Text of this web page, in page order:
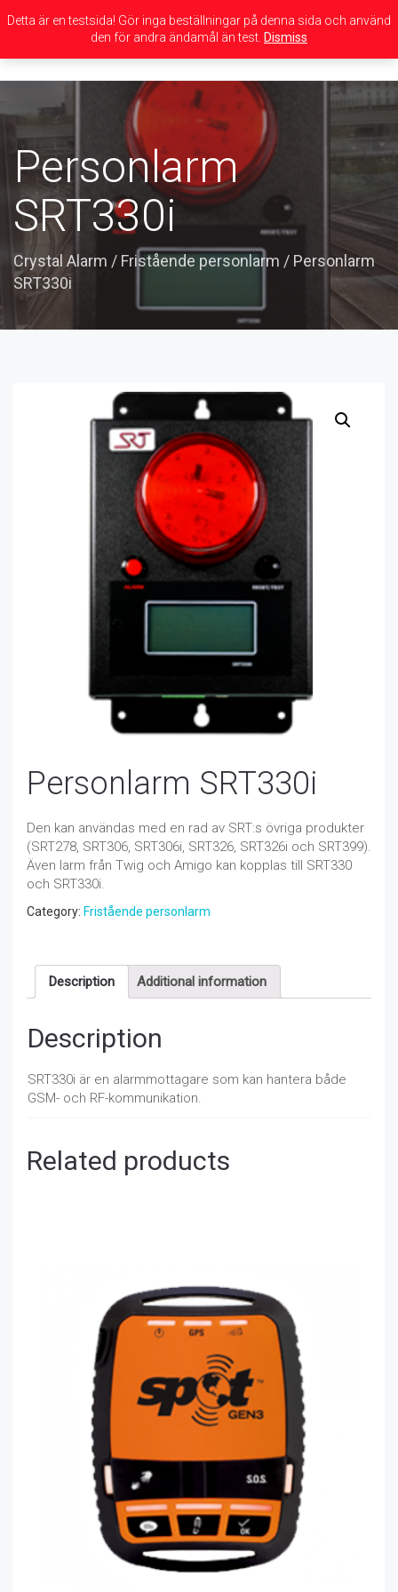
navigation
Personlarm
SRT330i
Crystal Alarm / Fristående personlarm / Personlarm
SRT330i
Personlarm SRT330i
Den kan användas med en rad av SRT:s övriga produkter
(SRT278, SRT306, SRT306i, SRT326, SRT326i och SRT399).
Även larm från Twig och Amigo kan kopplas till SRT330
och SRT330i.
Category: Fristående personlarm
Description Additional information
Description
SRT330i är en alarmmottagare som kan hantera både
GSM- och RF-kommunikation.
Related products
Detta är en testsida! Gör inga beställningar på denna sida och använd
den för andra ändamål än test. Dismiss